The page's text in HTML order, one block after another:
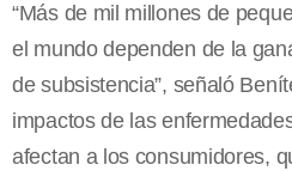
“Más de mil millones de
el mundo dependen de la
de subsistencia”, señaló
impactos de las
afectan a los consumidores,